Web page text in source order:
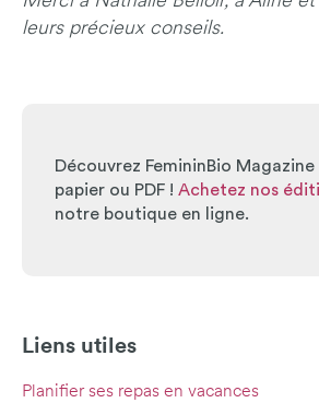
leurs précieux conseils.
Découvrez FemininBio Magazine
papier ou PDF ! Achetez nos
notre boutique en ligne.
Liens utiles
Planifier ses repas en vacances